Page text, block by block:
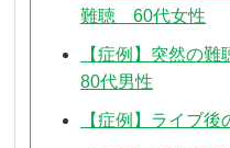
難聴 60代女性
【症例】突然の
80代男性
【症例】ライブ